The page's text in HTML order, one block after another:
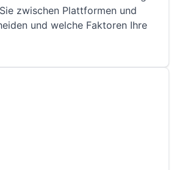
zwischen Plattformen und
und welche Faktoren Ihre